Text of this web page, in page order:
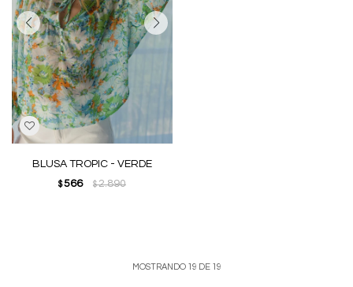
BLUSA TROPIC - VERDE
$566 $2.890
MOSTRANDO 19 DE 19